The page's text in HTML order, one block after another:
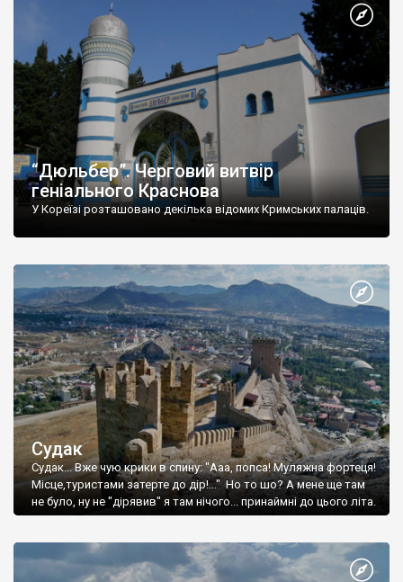
“Дюльбер”. Черговий витвір
геніального Краснова
У Кореїзі розташовано декілька відомих Кримських палаців.
Судак
Судак... Вже чую крики в спину: "Ааа, попса! Муляжна фортеця!
Місце,туристами затерте до дір!..." Но то шо? А мене ще там
не було, ну не "дірявив" я там нічого... принаймні до цього літа.